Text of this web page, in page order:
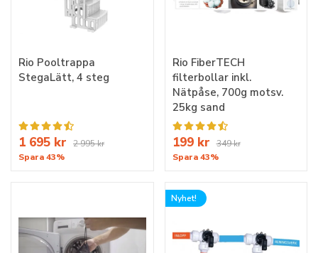
Rio Pooltrappa
StegaLätt, 4 steg
1 695 kr
2 995 kr
Spara 43%
Rio FiberTECH
filterbollar inkl.
Nätpåse, 700g motsv.
25kg sand
199 kr 349 kr
Spara 43%
Nyhet!